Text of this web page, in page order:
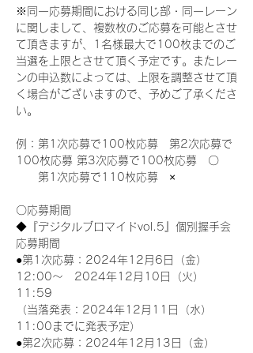
※同一応募期間における同じ部・同一レーン
に関しまして、複数枚のご応募を可能とさせ
て頂きますが、1名様最大で100枚までのご
当選を上限とさせて頂く予定です。またレー
ンの申込数によっては、上限を調整させて頂
く場合がございますので、予めご了承くださ
い。
例：第1次応募で100枚応募　第2次応募で
100枚応募 第3次応募で100枚応募　〇
第1次応募で110枚応募　×
〇応募期間
◆『デジタルブロマイドvol.5』個別握手会
応募期間
●第1次応募：2024年12月6日（金）
12:00～　2024年12月10日（火）
11:59
（当落発表：2024年12月11日（水）
11:00までに発表予定）
●第2次応募：2024年12月13日（金）